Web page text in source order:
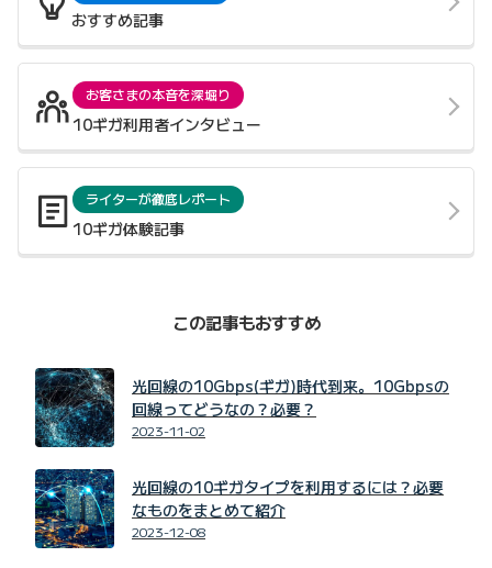
おすすめ記事
お客さまの本音を深堀り
10ギガ利用者インタビュー
ライターが徹底レポート
10ギガ体験記事
この記事もおすすめ
光回線の10Gbps(ギガ)時代到来。10Gbpsの
回線ってどうなの？必要？
2023-11-02
光回線の10ギガタイプを利用するには？必要
なものをまとめて紹介
2023-12-08